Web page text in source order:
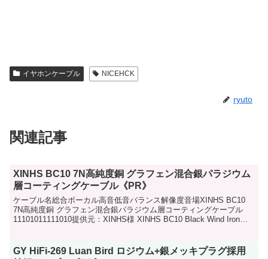
イヤホンケーブル NICEHCK
ryuto
関連記事
XINHS BC10 7N高純度銅 グラフェン混合銀パラジウム
層コーティングケーブル《PR》
ケーブル名総合ボーカル高音低音バランス解像度音場XINHS BC10
7N高純度銅 グラフェン混合銀パラジウム層コーティングケーブル
11101011111010提供元：XINHS様 XINHS BC10 Black Wind Iron
GY HiFi-269 Luan Bird ロジウム+銀メッキプラグ採用